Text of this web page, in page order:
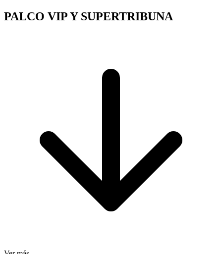
PALCO VIP Y SUPERTRIBUNA